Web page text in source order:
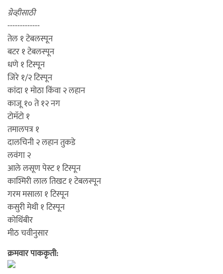
ग्रेव्हीसाठी
-------------
तेल १ टेबलस्पून
बटर १ टेबलस्पून
धणे १ टिस्पून
जिरे १/२ टिस्पून
कांदा १ मोठा किंवा २ लहान
काजू १० ते १२ नग
टोमॅटो १
तमालपत्र १
दालचिनी २ लहान तुकडे
लवंगा २
आले लसूण पेस्ट १ टिस्पून
काश्मिरी लाल तिखट १ टेबलस्पून
गरम मसाला १ टिस्पून
कसुरी मेथी १ टिस्पून
कोथिंबीर
मीठ चवीनुसार
क्रमवार पाककृती: